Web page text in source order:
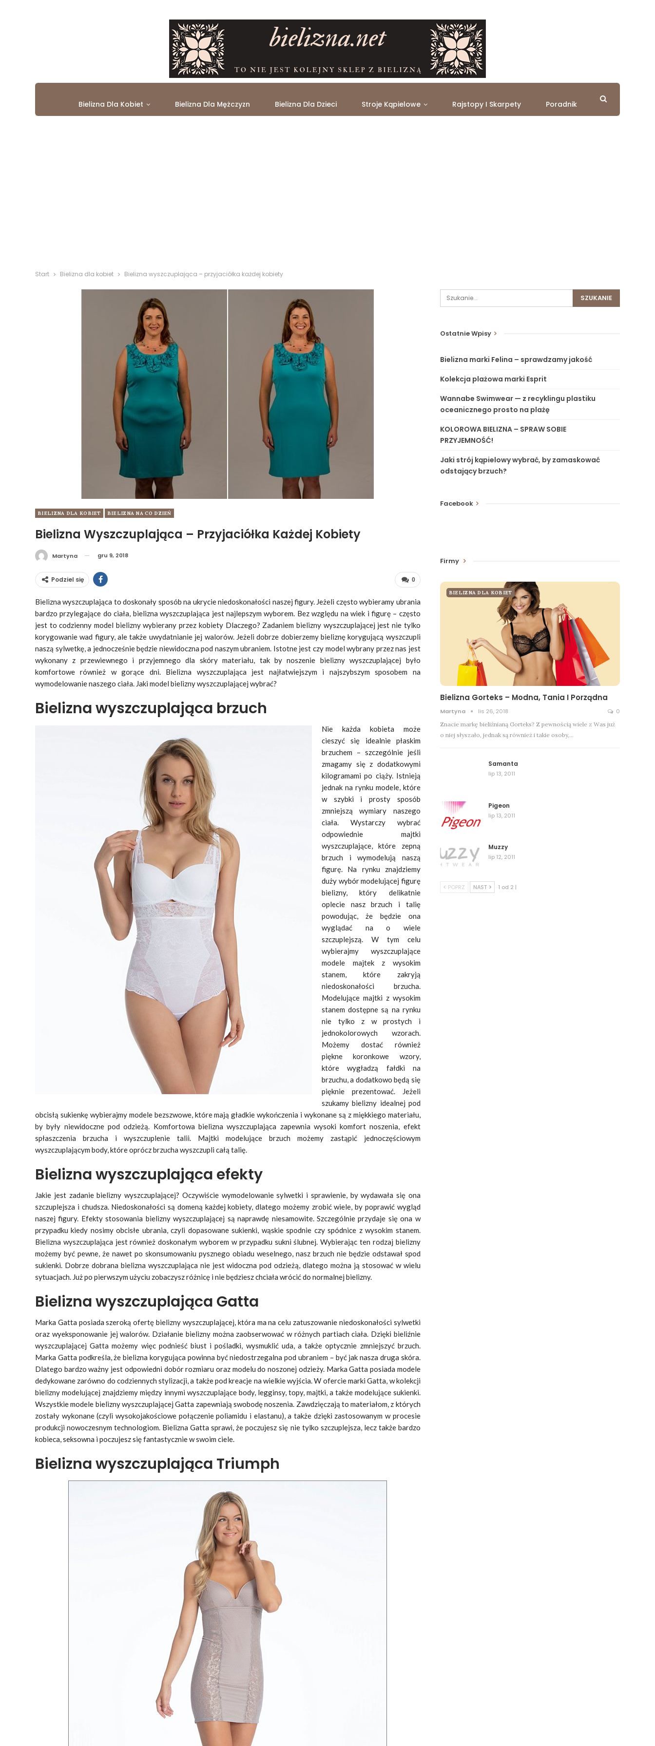
Bielizna Dla Kobiet Bielizna Dla Mężczyzn Bielizna Dla Dzieci Stroje Kąpielowe Rajstopy I Skarpety Poradnik
Start Bielizna dla kobiet Bielizna wyszczuplająca – przyjaciółka każdej kobiety
BIELIZNA DLA KOBIET BIELIZNA NA CO DZIEŃ
Bielizna Wyszczuplająca – Przyjaciółka Każdej Kobiety
Martyna gru 9, 2018
0
Podziel się
Bielizna wyszczuplająca to doskonały sposób na ukrycie niedoskonałości naszej figury. Jeżeli często wybieramy ubrania
bardzo przylegające do ciała, bielizna wyszczuplająca jest najlepszym wyborem. Bez względu na wiek i figurę – często
jest to codzienny model bielizny wybierany przez kobiety Dlaczego? Zadaniem bielizny wyszczuplającej jest nie tylko
korygowanie wad figury, ale także uwydatnianie jej walorów. Jeżeli dobrze dobierzemy bieliznę korygującą wyszczupli
naszą sylwetkę, a jednocześnie będzie niewidoczna pod naszym ubraniem. Istotne jest czy model wybrany przez nas jest
wykonany z przewiewnego i przyjemnego dla skóry materiału, tak by noszenie bielizny wyszczuplającej było
komfortowe również w gorące dni. Bielizna wyszczuplająca jest najłatwiejszym i najszybszym sposobem na
wymodelowanie naszego ciała. Jaki model bielizny wyszczuplającej wybrać?
Bielizna wyszczuplająca brzuch
Nie każda kobieta może
cieszyć się idealnie płaskim
brzuchem – szczególnie jeśli
zmagamy się z dodatkowymi
kilogramami po ciąży. Istnieją
jednak na rynku modele, które
w szybki i prosty sposób
zmniejszą wymiary naszego
ciała. Wystarczy wybrać
odpowiednie majtki
wyszczuplające, które zepną
brzuch i wymodelują naszą
figurę. Na rynku znajdziemy
duży wybór modelującej figurę
bielizny, który delikatnie
oplecie nasz brzuch i talię
powodując, że będzie ona
wyglądać na o wiele
szczuplejszą. W tym celu
wybierajmy wyszczuplające
modele majtek z wysokim
stanem, które zakryją
niedoskonałości brzucha.
Modelujące majtki z wysokim
stanem dostępne są na rynku
nie tylko z w prostych i
jednokolorowych wzorach.
Możemy dostać również
piękne koronkowe wzory,
które wygładzą fałdki na
brzuchu, a dodatkowo będą się
pięknie prezentować. Jeżeli
szukamy bielizny idealnej pod
obcisłą sukienkę wybierajmy modele bezszwowe, które mają gładkie wykończenia i wykonane są z miękkiego materiału,
by były niewidoczne pod odzieżą. Komfortowa bielizna wyszczuplająca zapewnia wysoki komfort noszenia, efekt
spłaszczenia brzucha i wyszczuplenie talii. Majtki modelujące brzuch możemy zastąpić jednoczęściowym
wyszczuplającym body, które oprócz brzucha wyszczupli całą talię.
Bielizna wyszczuplająca efekty
Jakie jest zadanie bielizny wyszczuplającej? Oczywiście wymodelowanie sylwetki i sprawienie, by wydawała się ona
szczuplejsza i chudsza. Niedoskonałości są domeną każdej kobiety, dlatego możemy zrobić wiele, by poprawić wygląd
naszej figury. Efekty stosowania bielizny wyszczuplającej są naprawdę niesamowite. Szczególnie przydaje się ona w
przypadku kiedy nosimy obcisłe ubrania, czyli dopasowane sukienki, wąskie spodnie czy spódnice z wysokim stanem.
Bielizna wyszczuplająca jest również doskonałym wyborem w przypadku sukni ślubnej. Wybierając ten rodzaj bielizny
możemy być pewne, że nawet po skonsumowaniu pysznego obiadu weselnego, nasz brzuch nie będzie odstawał spod
sukienki. Dobrze dobrana bielizna wyszczuplająca nie jest widoczna pod odzieżą, dlatego można ją stosować w wielu
sytuacjach. Już po pierwszym użyciu zobaczysz różnicę i nie będziesz chciała wrócić do normalnej bielizny.
Bielizna wyszczuplająca Gatta
Marka Gatta posiada szeroką ofertę bielizny wyszczuplającej, która ma na celu zatuszowanie niedoskonałości sylwetki
oraz wyeksponowanie jej walorów. Działanie bielizny można zaobserwować w różnych partiach ciała. Dzięki bieliźnie
wyszczuplającej Gatta możemy więc podnieść biust i pośladki, wysmuklić uda, a także optycznie zmniejszyć brzuch.
Marka Gatta podkreśla, że bielizna korygująca powinna być niedostrzegalna pod ubraniem – być jak nasza druga skóra.
Dlatego bardzo ważny jest odpowiedni dobór rozmiaru oraz modelu do noszonej odzieży. Marka Gatta posiada modele
dedykowane zarówno do codziennych stylizacji, a także pod kreacje na wielkie wyjścia. W ofercie marki Gatta, w kolekcji
bielizny modelującej znajdziemy między innymi wyszczuplające body, legginsy, topy, majtki, a także modelujące sukienki.
Wszystkie modele bielizny wyszczuplającej Gatta zapewniają swobodę noszenia. Zawdzięczają to materiałom, z których
zostały wykonane (czyli wysokojakościowe połączenie poliamidu i elastanu), a także dzięki zastosowanym w procesie
produkcji nowoczesnym technologiom. Bielizna Gatta sprawi, że poczujesz się nie tylko szczuplejsza, lecz także bardzo
kobieca, seksowna i poczujesz się fantastycznie w swoim ciele.
Bielizna wyszczuplająca Triumph
Ostatnie Wpisy
Bielizna marki Felina – sprawdzamy jakość
Kolekcja plażowa marki Esprit
Wannabe Swimwear — z recyklingu plastiku
oceanicznego prosto na plażę
KOLOROWA BIELIZNA – SPRAW SOBIE
PRZYJEMNOŚĆ!
Jaki strój kąpielowy wybrać, by zamaskować
odstający brzuch?
Facebook
Firmy
BIELIZNA DLA KOBIET
Bielizna Gorteks – Modna, Tania I Porządna
Martyna lis 26, 2018 0
Znacie markę bieliźnianą Gorteks? Z pewnością wiele z Was już
o niej słyszało, jednak są również i takie osoby,…
Samanta
lip 13, 2011
Pigeon
lip 13, 2011
Muzzy
lip 12, 2011
POPRZ NAST 1 od 2 |